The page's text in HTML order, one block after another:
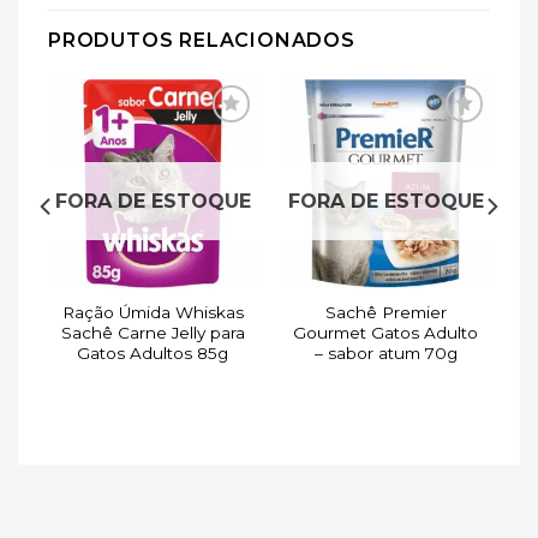
PRODUTOS RELACIONADOS
Adicionar
à lista de
FORA DE ESTOQUE
Ração Úmida Whiskas
Sachê Carne Jelly para
Gatos Adultos 85g
Adicionar
à lista de
desejos
FORA DE ESTOQUE
Sachê Premier
Gourmet Gatos Adulto
– sabor atum 70g